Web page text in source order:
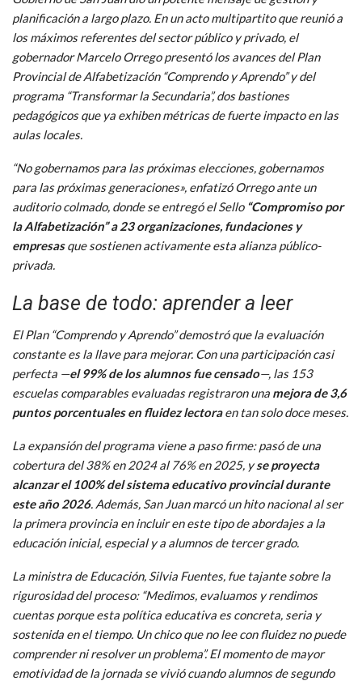
planificación a largo plazo. En un acto multipartito que reunió a
los máximos referentes del sector público y privado, el
gobernador Marcelo Orrego presentó los avances del Plan
Provincial de Alfabetización “Comprendo y Aprendo” y del
programa “Transformar la Secundaria”, dos bastiones
pedagógicos que ya exhiben métricas de fuerte impacto en las
aulas locales.
“No gobernamos para las próximas elecciones, gobernamos
para las próximas generaciones», enfatizó Orrego ante un
auditorio colmado, donde se entregó el Sello “Compromiso por
la Alfabetización” a 23 organizaciones, fundaciones y
empresasque sostienen activamente esta alianza público-
privada.
La base de todo: aprender a leer
El Plan “Comprendo y Aprendo” demostró que la evaluación
constante es la llave para mejorar. Con una participación casi
perfecta —el 99% de los alumnos fue censado—, las 153
escuelas comparables evaluadas registraron una mejora de 3,6
puntos porcentuales en fluidez lectoraen tan solo doce meses.
La expansión del programa viene a paso firme: pasó de una
cobertura del 38% en 2024 al 76% en 2025, yse proyecta
alcanzar el 100% del sistema educativo provincial durante
este año 2026. Además, San Juan marcó un hito nacional al ser
la primera provincia en incluir en este tipo de abordajes a la
educación inicial, especial y a alumnos de tercer grado.
La ministra de Educación, Silvia Fuentes, fue tajante sobre la
rigurosidad del proceso: “Medimos, evaluamos y rendimos
cuentas porque esta política educativa es concreta, seria y
sostenida en el tiempo. Un chico que no lee con fluidez no puede
comprender ni resolver un problema”. El momento de mayor
emotividad de la jornada se vivió cuando alumnos de segundo